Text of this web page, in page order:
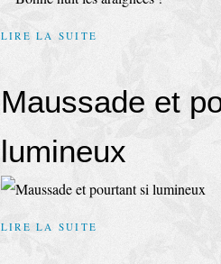
LIRE LA SUITE
Maussade et
lumineux
LIRE LA SUITE